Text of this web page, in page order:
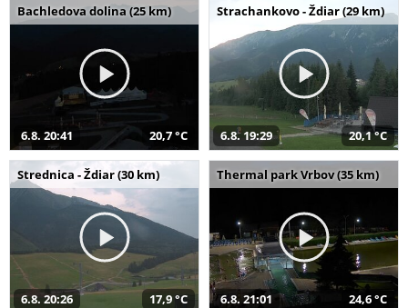
Bachledova dolina (25 km)
6.8. 20:41 20,7 °C
Strachankovo - Ždiar (29 km)
6.8. 19:29 20,1 °C
Strednica - Ždiar (30 km)
6.8. 20:26 17,9 °C
Thermal park Vrbov (35 km)
6.8. 21:01 24,6 °C